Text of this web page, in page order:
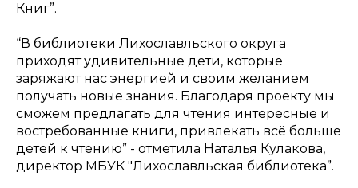
Книг”.
“В библиотеки Лихославльского округа
приходят удивительные дети, которые
заряжают нас энергией и своим желанием
получать новые знания. Благодаря проекту мы
сможем предлагать для чтения интересные и
востребованные книги, привлекать всё больше
детей к чтению” - отметила Наталья Кулакова,
директор МБУК "Лихославльская библиотека”.